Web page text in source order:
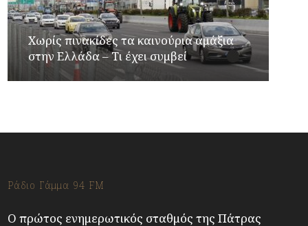
Χωρίς πινακίδες τα καινούρια αμάξια
στην Ελλάδα – Τι έχει συμβεί
Ράδιο Γάμμα 94 FM
Ο πρώτος ενημερωτικός σταθμός της Πάτρας